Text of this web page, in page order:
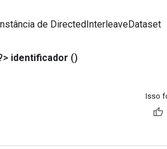
de DirectedInterleaveDataset
identificador ()
Isso